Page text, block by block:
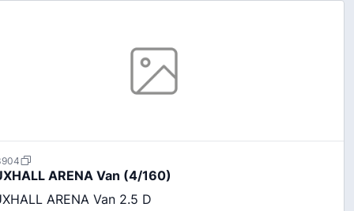
ARENA Van (4/160)
ARENA Van 2.5 D